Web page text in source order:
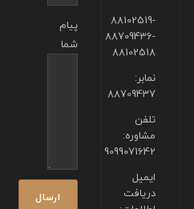
پیام
شما
88102519-
88709436-
88102518
نمابر:
88709437
تلفن
مشاوره:
9099071642
ایمیل
دریافت